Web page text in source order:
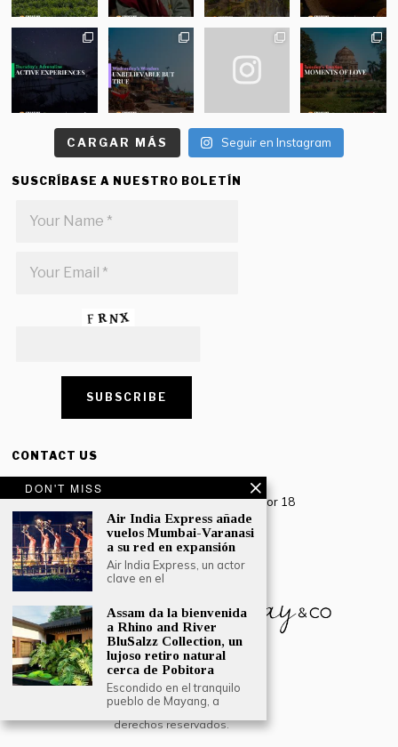
CARGAR MÁS Seguir en Instagram
SUSCRÍBASE A NUESTRO BOLETÍN
CONTACT US
Creative Travel Pvt. Ltd.
Creative Plaza, 283 Udyog Vihar Phase 2, Sector 18
Gurugram, Haryana – 122016, India
Tel: +91-124 4567777
Email:engage@southasiatraveljournal.com
© 2024 Creative Travel Blogs. Todos los
derechos reservados.
DON'T MISS
Air India Express añade
vuelos Mumbai-Varanasi
a su red en expansión
Air India Express, un actor
clave en el
Assam da la bienvenida
a Rhino and River
BluSalzz Collection, un
lujoso retiro natural
cerca de Pobitora
Escondido en el tranquilo
pueblo de Mayang, a